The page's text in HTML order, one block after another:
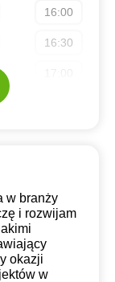
16:00
16:30
w branży
i rozwijam
okazji
w